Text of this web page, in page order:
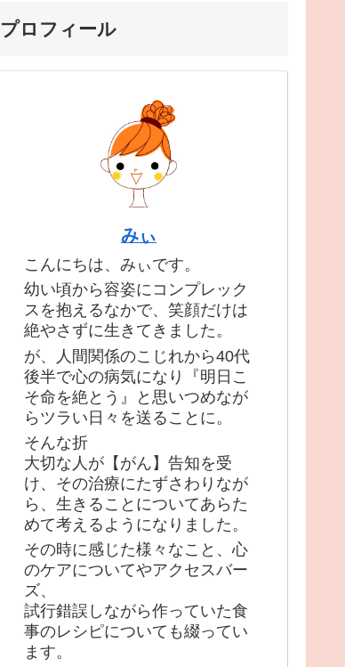
プロフィール
みぃ
こんにちは、みぃです。
幼い頃から容姿にコンプレック
スを抱えるなかで、笑顔だけは
絶やさずに生きてきました。
が、人間関係のこじれから40代
後半で心の病気になり『明日こ
そ命を絶とう』と思いつめなが
らツラい日々を送ることに。
そんな折
大切な人が【がん】告知を受
け、その治療にたずさわりなが
ら、生きることについてあらた
めて考えるようになりました。
その時に感じた様々なこと、心
のケアについてやアクセスバー
ズ、
試行錯誤しながら作っていた食
事のレシピについても綴ってい
ます。